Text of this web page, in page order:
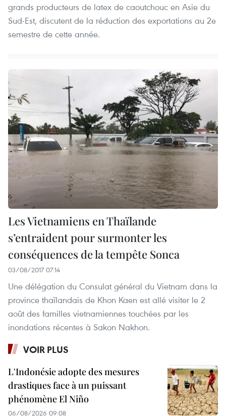
grands producteurs de latex de caoutchouc en Asie du
Sud-Est, discutent de la réduction des exportations au 2e
semestre de cette année.
Les Vietnamiens en Thaïlande
s’entraident pour surmonter les
conséquences de la tempête Sonca
03/08/2017 07:14
Une délégation du Consulat général du Vietnam dans la
province thaïlandais de Khon Kaen est allé visiter le 2
août des familles vietnamiennes touchées par les
inondations récentes à Sakon Nakhon.
VOIR PLUS
L'Indonésie adopte des mesures
drastiques face à un puissant
phénomène El Niño
06/08/2026 09:08